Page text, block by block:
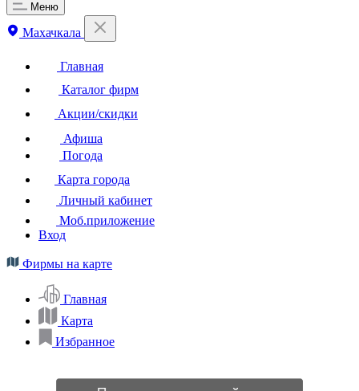
Меню
Махачкала
Главная
Каталог фирм
Акции/скидки
Афиша
Погода
Карта города
Личный кабинет
Моб.приложение
Вход
Фирмы на карте
Главная
Карта
Избранное